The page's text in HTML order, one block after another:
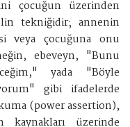
çocuğun üzerinden
tekniğidir; annenin
veya çocuğuna onu
ebeveyn, "Bunu
yada "Böyle
gibi ifadelerde
(power assertion),
kaynakları üzerinde